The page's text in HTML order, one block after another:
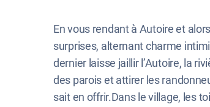
En vous rendant à Autoire et
surprises, alternant charme
dernier laisse jaillir l’Autoire, la
des parois et attirer les
sait en offrir.Dans le village, les